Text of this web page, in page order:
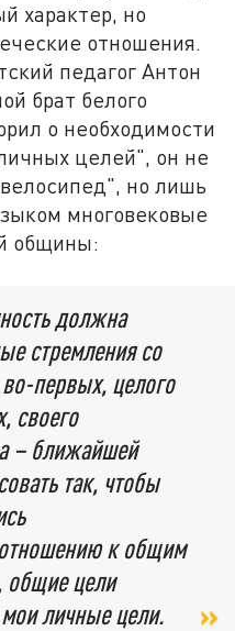
характер, но
отношения.
педагог Антон
брат белого
о необходимости
целей", он не
но лишь
многовековые
общины:
должна
стремления со
первых, целого
своего
– ближайшей
так, чтобы
к общим
общие цели
личные цели.